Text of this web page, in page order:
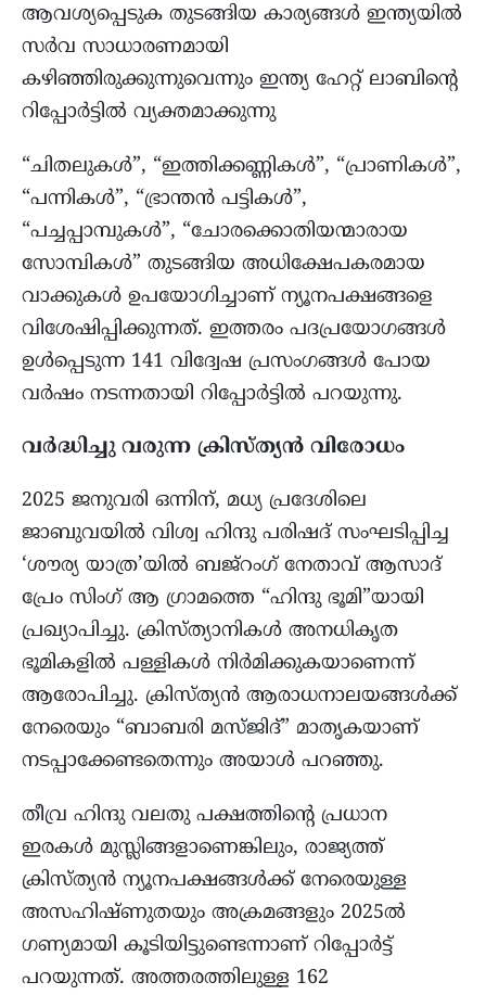
ആവശ്യപ്പെടുക തുടങ്ങിയ കാര്യങ്ങൾ ഇന്ത്യയിൽ
സർവ സാധാരണമായി
കഴിഞ്ഞിരുക്കുന്നുവെന്നും ഇന്ത്യ ഹേറ്റ് ലാബിന്റെ
റിപ്പോർട്ടിൽ വ്യക്തമാക്കുന്നു
“ചിതലുകൾ”, “ഇത്തിക്കണ്ണികൾ”, “പ്രാണികൾ”,
“പന്നികൾ”, “ഭ്രാന്തൻ പട്ടികൾ”,
“പച്ചപ്പാമ്പുകൾ”, “ചോരക്കൊതിയന്മാരായ
സോമ്പികൾ” തുടങ്ങിയ അധിക്ഷേപകരമായ
വാക്കുകൾ ഉപയോഗിച്ചാണ് ന്യൂനപക്ഷങ്ങളെ
വിശേഷിപ്പിക്കുന്നത്. ഇത്തരം പദപ്രയോഗങ്ങൾ
ഉൾപ്പെടുന്ന 141 വിദ്വേഷ പ്രസംഗങ്ങൾ പോയ
വർഷം നടന്നതായി റിപ്പോർട്ടിൽ പറയുന്നു.
വർദ്ധിച്ചു വരുന്ന ക്രിസ്ത്യൻ വിരോധം
2025 ജനുവരി ഒന്നിന്, മധ്യ പ്രദേശിലെ
ജാബുവയിൽ വിശ്വ ഹിന്ദു പരിഷദ് സംഘടിപ്പിച്ച
‘ശൗര്യ യാത്ര’യിൽ ബജ്റംഗ് നേതാവ് ആസാദ്
പ്രേം സിംഗ് ആ ഗ്രാമത്തെ “ഹിന്ദു ഭൂമി”യായി
പ്രഖ്യാപിച്ചു. ക്രിസ്ത്യാനികൾ അനധികൃത
ഭൂമികളിൽ പള്ളികൾ നിർമിക്കുകയാണെന്ന്
ആരോപിച്ചു. ക്രിസ്ത്യൻ ആരാധനാലയങ്ങൾക്ക്
നേരെയും “ബാബരി മസ്ജിദ്” മാതൃകയാണ്
നടപ്പാക്കേണ്ടതെന്നും അയാൾ പറഞ്ഞു.
തീവ്ര ഹിന്ദു വലതു പക്ഷത്തിന്റെ പ്രധാന
ഇരകൾ മുസ്ലിങ്ങളാണെങ്കിലും, രാജ്യത്ത്
ക്രിസ്ത്യൻ ന്യൂനപക്ഷങ്ങൾക്ക് നേരെയുള്ള
അസഹിഷ്ണുതയും അക്രമങ്ങളും 2025ൽ
ഗണ്യമായി കൂടിയിട്ടുണ്ടെന്നാണ് റിപ്പോർട്ട്‌
പറയുന്നത്. അത്തരത്തിലുള്ള 162